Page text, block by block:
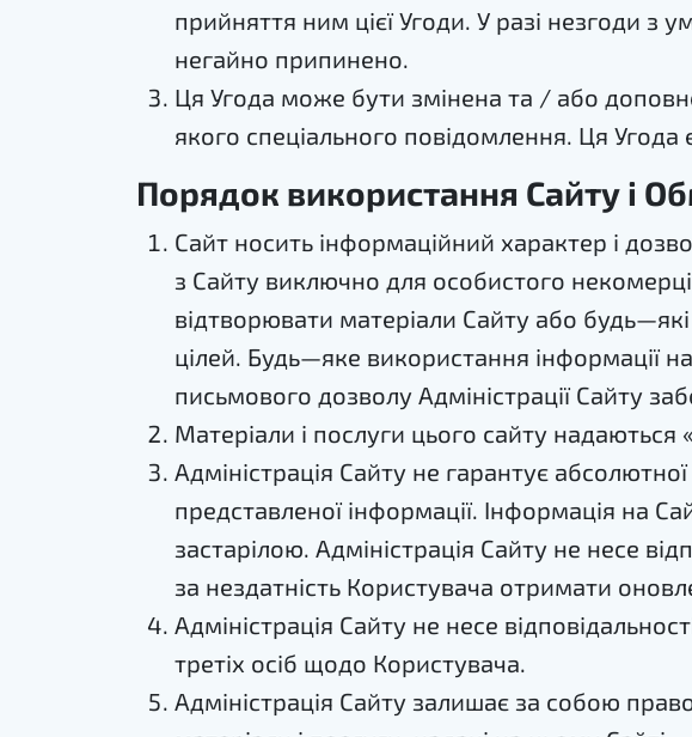
прийняття ним цієї Угоди. У разі незгоди
негайно припинено.
Ця Угода може бути змінена та / або
якого спеціального повідомлення. Ця
Порядок використання Сайту і
Сайт носить інформаційний характер і
з Сайту виключно для особистого
відтворювати матеріали Сайту або
цілей. Будь—яке використання
письмового дозволу Адміністрації Сайту
Матеріали і послуги цього сайту
Адміністрація Сайту не гарантує абсолютної
представленої інформації. Інформація на
застарілою. Адміністрація Сайту не несе
за нездатність Користувача отримати
Адміністрація Сайту не несе
третіх осіб щодо Користувача.
Адміністрація Сайту залишає за собою